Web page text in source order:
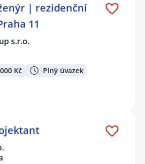
| rezidenční
11
s.r.o.
Kč Plný úvazek